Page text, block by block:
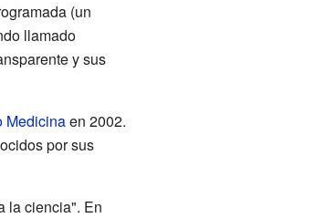
(un
llamado
y sus
Medicinaen 2002.
por sus
la ciencia". En